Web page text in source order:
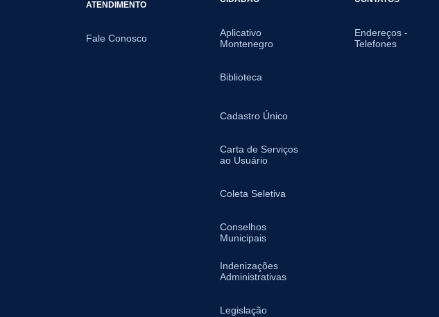
ATENDIMENTO
Fale Conosco
Aplicativo
Montenegro
Biblioteca
Cadastro Único
Carta de Serviços
ao Usuário
Coleta Seletiva
Conselhos
Municipais
Indenizações
Administrativas
Legislação
Endereços -
Telefones